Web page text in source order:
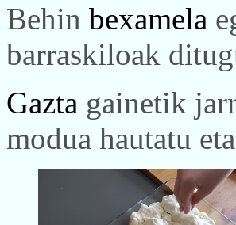
Behin bexamela
barraskiloak
Gazta gainetik
modua hautatu